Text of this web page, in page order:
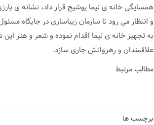
همسایگی خانه ی نیما یوشیج قرار داد، نشانه ی
و انتظار می رود تا سازمان زیباسازی در جایگاه
به تجهیز خانه ی نیما اقدام نموده و شعر و هنر این
علاقمندان و رهروانش جاری سازد.
مطالب مرتبط
برچسب ها